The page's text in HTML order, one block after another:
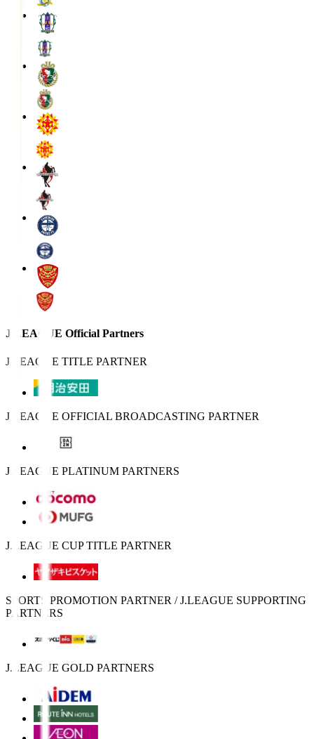
J.LEAGUE Official Partners
J.LEAGUE TITLE PARTNER
J.LEAGUE OFFICIAL BROADCASTING PARTNER
J.LEAGUE PLATINUM PARTNERS
J.LEAGUE CUP TITLE PARTNER
SPORTS PROMOTION PARTNER / J.LEAGUE SUPPORTING
PARTNERS
J.LEAGUE GOLD PARTNERS